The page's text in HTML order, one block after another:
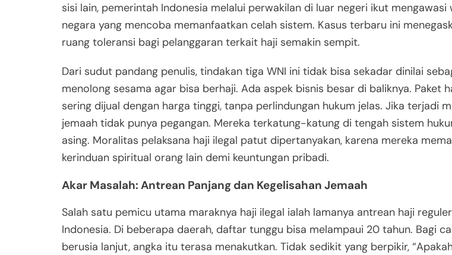
sisi lain, pemerintah Indonesia melalui perwakilan di luar negeri ikut mengawasi
negara yang mencoba memanfaatkan celah sistem. Kasus terbaru ini
ruang toleransi bagi pelanggaran terkait haji semakin sempit.
Dari sudut pandang penulis, tindakan tiga WNI ini tidak bisa sekadar dinilai
menolong sesama agar bisa berhaji. Ada aspek bisnis besar di baliknya. Paket
sering dijual dengan harga tinggi, tanpa perlindungan hukum jelas. Jika terjadi
jemaah tidak punya pegangan. Mereka terkatung-katung di tengah sistem
asing. Moralitas pelaksana haji ilegal patut dipertanyakan, karena mereka
kerinduan spiritual orang lain demi keuntungan pribadi.
Akar Masalah: Antrean Panjang dan Kegelisahan Jemaah
Salah satu pemicu utama maraknya haji ilegal ialah lamanya antrean haji
Indonesia. Di beberapa daerah, daftar tunggu bisa melampaui 20 tahun. Bagi
berusia lanjut, angka itu terasa menakutkan. Tidak sedikit yang berpikir,